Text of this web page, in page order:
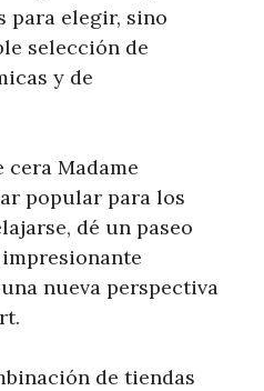
para elegir, sino
selección de
y de
cera Madame
popular para los
dé un paseo
nueva perspectiva
de tiendas